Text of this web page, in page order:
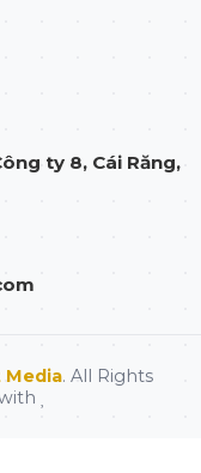
ty 8, Cái Răng,
Media. All Rights